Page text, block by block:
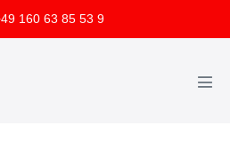
160 63 85 53 9